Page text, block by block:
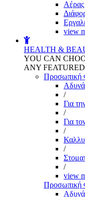
Αέρας
view
HEALTH &
YOU CAN
ANY
Προσωπική
/
Για
/
Για
/
/
/
view
Προσωπική